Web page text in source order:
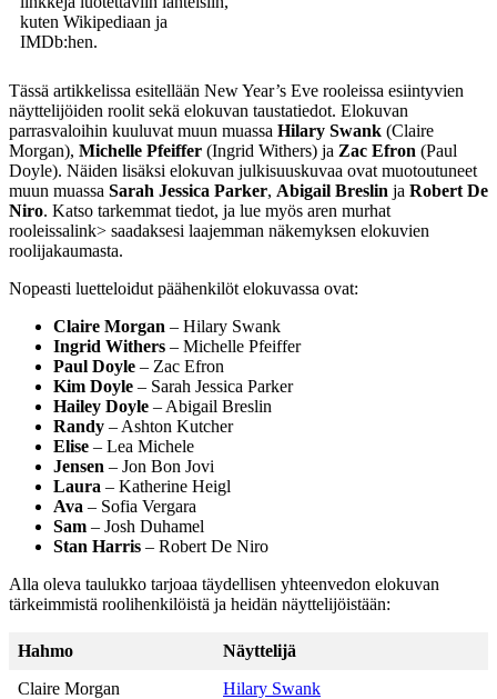
kuten Wikipediaan ja
IMDb:hen.
Tässä artikkelissa esitellään New Year’s Eve rooleissa esiintyvien
näyttelijöiden roolit sekä elokuvan taustatiedot. Elokuvan
parrasvaloihin kuuluvat muun muassa Hilary Swank (Claire
Morgan), Michelle Pfeiffer (Ingrid Withers) ja Zac Efron (Paul
Doyle). Näiden lisäksi elokuvan julkisuuskuvaa ovat muotoutuneet
muun muassa Sarah Jessica Parker, Abigail Breslin ja Robert De
Niro. Katso tarkemmat tiedot, ja lue myös aren murhat
rooleissalink> saadaksesi laajemman näkemyksen elokuvien
roolijakaumasta.
Nopeasti luetteloidut päähenkilöt elokuvassa ovat:
Claire Morgan – Hilary Swank
Ingrid Withers – Michelle Pfeiffer
Paul Doyle – Zac Efron
Kim Doyle – Sarah Jessica Parker
Hailey Doyle – Abigail Breslin
Randy – Ashton Kutcher
Elise – Lea Michele
Jensen – Jon Bon Jovi
Laura – Katherine Heigl
Ava – Sofia Vergara
Sam – Josh Duhamel
Stan Harris – Robert De Niro
Alla oleva taulukko tarjoaa täydellisen yhteenvedon elokuvan
tärkeimmistä roolihenkilöistä ja heidän näyttelijöistään:
Hahmo
Näyttelijä
Claire Morgan
Hilary Swank